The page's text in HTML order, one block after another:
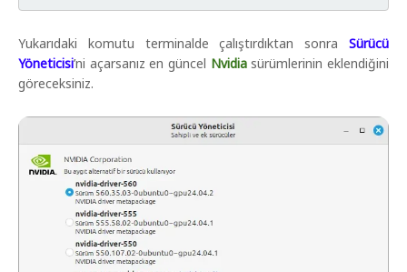
Yukarıdaki komutu terminalde çalıştırdıktan sonra Sürücü
Yöneticisi’ni açarsanız en güncel Nvidiasürümlerinin eklendiğini
göreceksiniz.